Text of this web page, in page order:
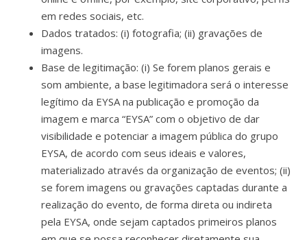
em redes sociais, etc.
Dados tratados: (i) fotografia; (ii) gravações de
imagens.
Base de legitimação: (i) Se forem planos gerais e
som ambiente, a base legitimadora será o interesse
legítimo da EYSA na publicação e promoção da
imagem e marca “EYSA” com o objetivo de dar
visibilidade e potenciar a imagem pública do grupo
EYSA, de acordo com seus ideais e valores,
materializado através da organização de eventos; (ii)
se forem imagens ou gravações captadas durante a
realização do evento, de forma direta ou indireta
pela EYSA, onde sejam captados primeiros planos